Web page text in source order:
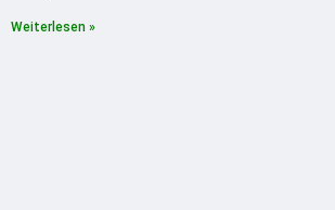
Weiterlesen »